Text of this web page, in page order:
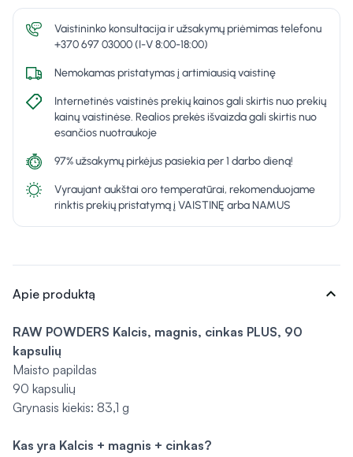
Vaistininko konsultacija ir užsakymų priėmimas telefonu
+370 697 03000 (I-V 8:00-18:00)
Nemokamas pristatymas į artimiausią vaistinę
Internetinės vaistinės prekių kainos gali skirtis nuo prekių
kainų vaistinėse. Realios prekės išvaizda gali skirtis nuo
esančios nuotraukoje
97% užsakymų pirkėjus pasiekia per 1 darbo dieną!
Vyraujant aukštai oro temperatūrai, rekomenduojame
rinktis prekių pristatymą į VAISTINĘ arba NAMUS
Apie produktą expand_more
RAW POWDERS Kalcis, magnis, cinkas PLUS, 90
kapsulių
Maisto papildas
90 kapsulių
Grynasis kiekis: 83,1 g
Kas yra Kalcis + magnis + cinkas?